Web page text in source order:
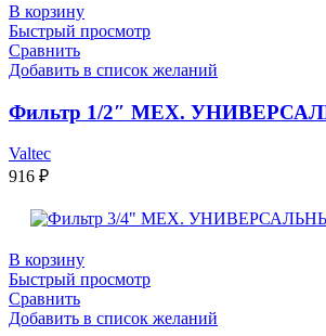
В корзину
Быстрый просмотр
Сравнить
Добавить в список желаний
Фильтр 1/2″ МЕХ.
Valtec
916 ₽
В корзину
Быстрый просмотр
Сравнить
Добавить в список желаний